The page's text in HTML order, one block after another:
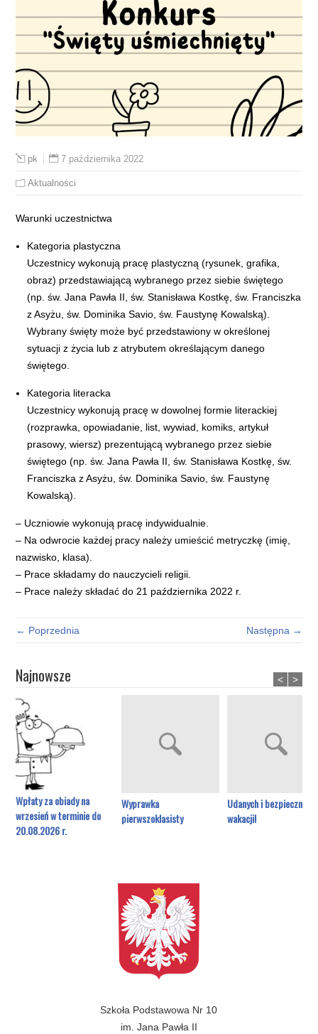
pk 7 października 2022
Aktualności
Warunki uczestnictwa
Kategoria plastyczna
Uczestnicy wykonują pracę plastyczną (rysunek, grafika,
obraz) przedstawiającą wybranego przez siebie świętego
(np. św. Jana Pawła II, św. Stanisława Kostkę, św. Franciszka
z Asyżu, św. Dominika Savio, św. Faustynę Kowalską).
Wybrany święty może być przedstawiony w określonej
sytuacji z życia lub z atrybutem określającym danego
świętego.
Kategoria literacka
Uczestnicy wykonują pracę w dowolnej formie literackiej
(rozprawka, opowiadanie, list, wywiad, komiks, artykuł
prasowy, wiersz) prezentującą wybranego przez siebie
świętego (np. św. Jana Pawła II, św. Stanisława Kostkę, św.
Franciszka z Asyżu, św. Dominika Savio, św. Faustynę
Kowalską).
– Uczniowie wykonują pracę indywidualnie.
– Na odwrocie każdej pracy należy umieścić metryczkę (imię,
nazwisko, klasa).
– Prace składamy do nauczycieli religii.
– Prace należy składać do 21 października 2022 r.
← Poprzednia Następna →
Najnowsze
Wpłaty za obiady na
wrzesień w terminie do
20.08.2026 r.
Wyprawka
pierwszoklasisty
Udanych i bezpiecznych
wakacji!
< >
Szkoła Podstawowa Nr 10
im. Jana Pawła II